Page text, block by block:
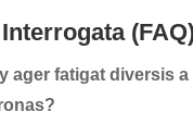
ager fatigat diversis